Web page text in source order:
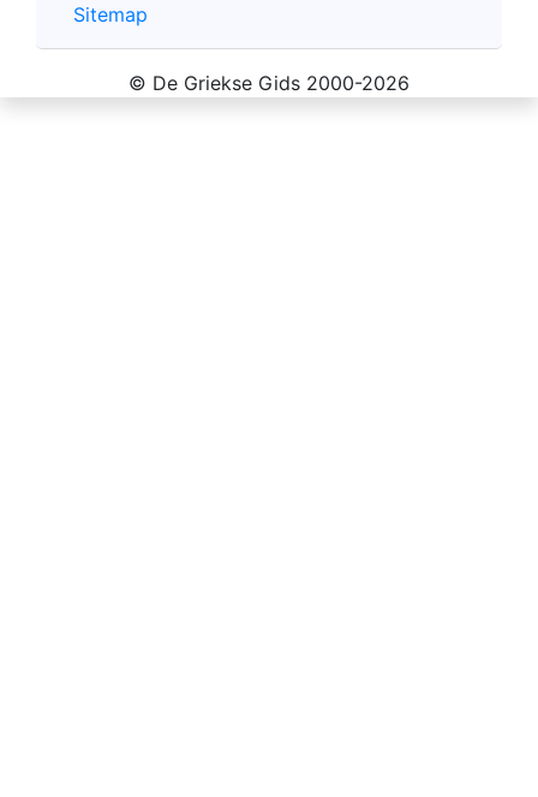
Sitemap
© De Griekse Gids 2000-2026